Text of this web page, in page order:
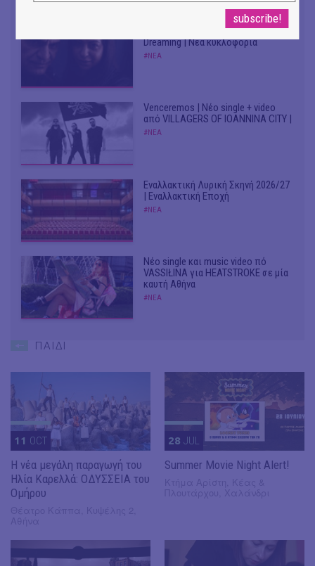
CRACK THE MIRROR - Art of
Dreaming | Νέα κυκλοφορία
#ΝΕΑ
Venceremos | Νέο single + video
από VILLAGERS OF IOANNINA CITY |
#ΝΕΑ
Εναλλακτική Λυρική Σκηνή 2026/27
| Εναλλακτική Εποχή
#ΝΕΑ
Νέο single και music video πό
VASSIŁINA για HEATSTROKE σε μία
καυτή Αθήνα
#ΝΕΑ
ΠΑΙΔΙ
11 OCT
Η νέα μεγάλη παραγωγή του
Ηλία Καρελλά: ΟΔΥΣΣΕΙΑ του
Ομήρου
28 JUL
Summer Movie Night Alert!